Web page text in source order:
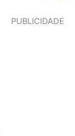
PUBLICIDADE